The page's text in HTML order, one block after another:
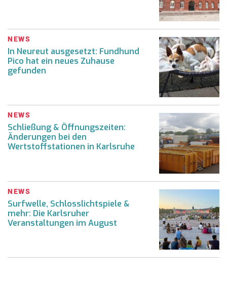
NEWS
In Neureut ausgesetzt: Fundhund
Pico hat ein neues Zuhause
gefunden
NEWS
Schließung & Öffnungszeiten:
Änderungen bei den
Wertstoffstationen in Karlsruhe
NEWS
Surfwelle, Schlosslichtspiele &
mehr: Die Karlsruher
Veranstaltungen im August